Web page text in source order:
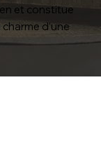
et constitue
d’une